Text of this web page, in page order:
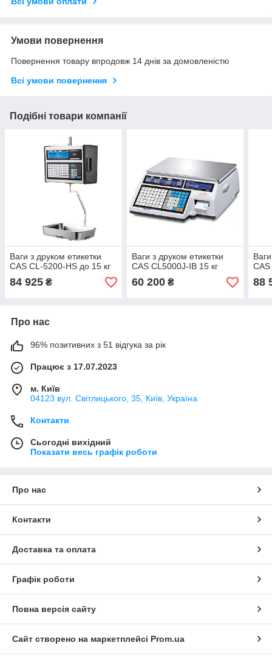
Умови повернення
Повернення товару впродовж 14 днів за домовленістю
Всі умови повернення
Подібні товари компанії
Ваги з друком етикетки
CAS CL-5200-HS до 15 кг
84 925 ₴
Ваги з друком етикетки
CAS CL5000J-IB 15 кг
60 200₴ 88
Про нас
96% позитивних з 51 відгука за рік
Працює з 17.07.2023
м. Київ
04123 вул. Світлицького, 35, Київ, Україна
Контакти
Сьогодні вихідний
Показати весь графік роботи
Про нас
Контакти
Доставка та оплата
Графік роботи
Повна версія сайту
Сайт створено на маркетплейсі Prom.ua